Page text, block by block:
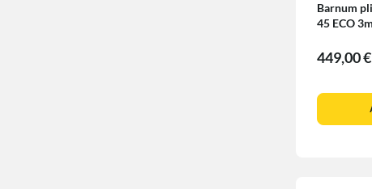
Barnum
45 ECO
449,00 €